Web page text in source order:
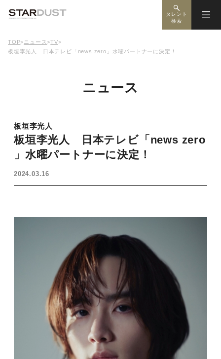
タレント
検索
TOP> ニュース>TV>
板垣李光人 日本テレビ「news zero」水曜パートナーに決定！
ニュース
板垣李光人
板垣李光人 日本テレビ「news zero
」水曜パートナーに決定！
2024.03.16